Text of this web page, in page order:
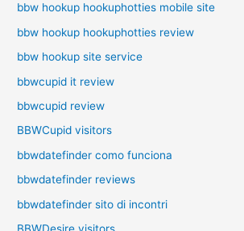
bbw hookup hookuphotties mobile site
bbw hookup hookuphotties review
bbw hookup site service
bbwcupid it review
bbwcupid review
BBWCupid visitors
bbwdatefinder como funciona
bbwdatefinder reviews
bbwdatefinder sito di incontri